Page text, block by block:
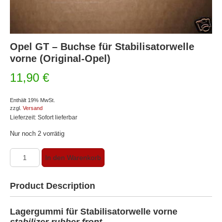
Opel GT – Buchse für Stabilisatorwelle
vorne (Original-Opel)
11,90 €
Enthält 19% MwSt.
zzgl. Versand
Lieferzeit: Sofort lieferbar
Nur noch 2 vorrätig
Opel
Buchse
vorne
In den Warenkorb
Product Description
Lagergummi für Stabilisatorwelle vorne